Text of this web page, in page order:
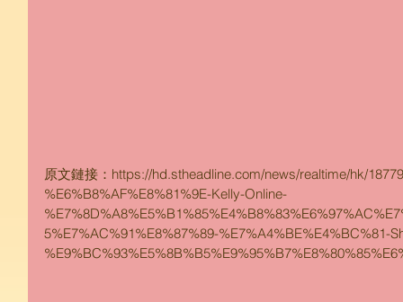
原文鏈接：https://hd.stheadline.com/news/realtime/hk/
%E6%B8%AF%E8%81%9E-Kelly-Online-
5%E7%AC%91%E8%87%89-%E7%A4%BE%E4%BC%81-